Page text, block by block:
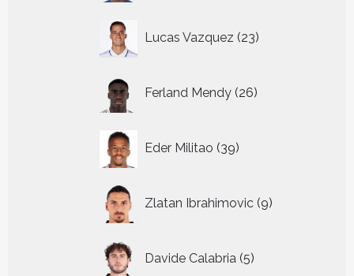
Lucas Vazquez 23
producten
Ferland Mendy 26
producten
Eder Militao 39
producten
Zlatan Ibrahimovic 9
producten
Davide Calabria 5
producten